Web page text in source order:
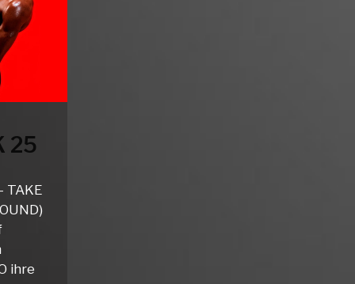
25
TAKE
ihre